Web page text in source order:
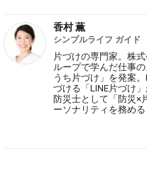
香村 薫
シンプルライフ ガイド
片づけの専門家。株
ループで学んだ仕事
うち片づけ」を発案
づける「LINE片づけ
防災士として「防災×
ーソナリティを務める